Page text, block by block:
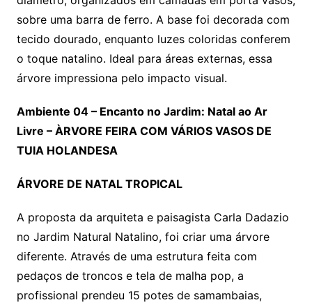
sobre uma barra de ferro. A base foi decorada com
tecido dourado, enquanto luzes coloridas conferem
o toque natalino. Ideal para áreas externas, essa
árvore impressiona pelo impacto visual.
Ambiente 04– Encanto no Jardim: Natal ao Ar
Livre – ÀRVORE FEIRA COM VÁRIOS VASOS DE
TUIA HOLANDESA
ÁRVORE DE NATAL TROPICAL
A proposta da arquiteta e paisagista Carla Dadazio
no Jardim Natural Natalino, foi criar uma árvore
diferente. Através de uma estrutura feita com
pedaços de troncos e tela de malha pop, a
profissional prendeu 15 potes de samambaias,